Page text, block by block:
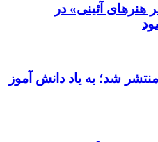
هنرهای آئینی» در
شد؛ به یاد دانش آموز